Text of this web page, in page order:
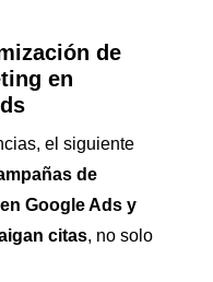
de
en
el siguiente
de
Google Ads y
citas, no solo